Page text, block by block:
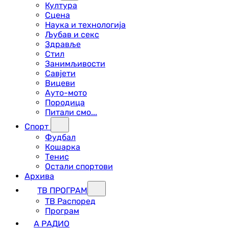
Култура
Сцена
Наука и технологија
Љубав и секс
Здравље
Стил
Занимљивости
Савјети
Вицеви
Ауто-мото
Породица
Питали смо...
Спорт
Фудбал
Кошарка
Тенис
Остали спортови
Архива
ТВ ПРОГРАМ
ТВ Распоред
Програм
А РАДИО